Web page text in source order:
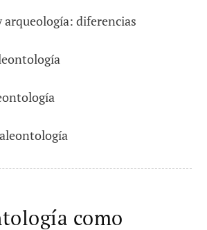
diferencias
como